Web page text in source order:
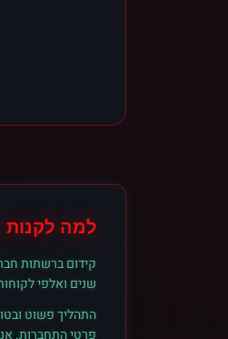
למה לקנות
קידום ברשתות
שנים ואלפי
התהליך פשוט
פרטי התחברות.